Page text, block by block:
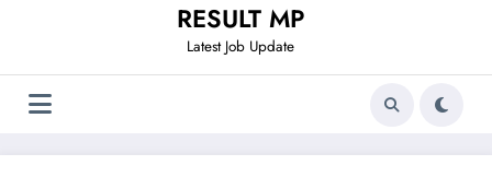
RESULT MP
Latest Job Update